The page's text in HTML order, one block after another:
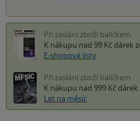
Při zaslání zboží balíčkem
K nákupu nad 99 Kč dárek
E-shopové listy
Při zaslání zboží balíčkem
K nákupu nad 999 Kč dárek
Let na měsíc